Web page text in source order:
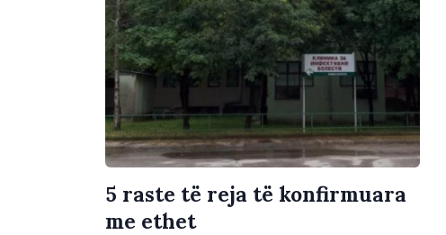
5 raste të reja të konfirmuara
me ethet